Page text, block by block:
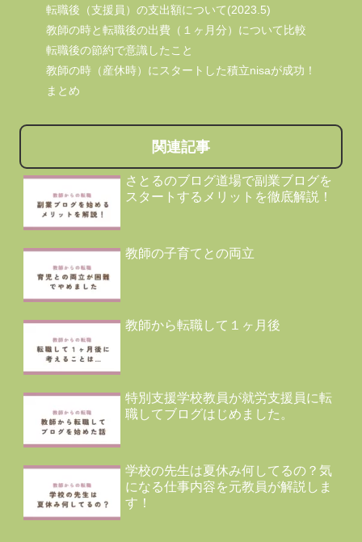
転職後（支援員）の支出額について(2023.5)
教師の時と転職後の出費（１ヶ月分）について比較
転職後の節約で意識したこと
教師の時（産休時）にスタートした積立nisaが成功！
まとめ
関連記事
さとるのブログ道場で副業ブログを
スタートするメリットを徹底解説！
教師の子育てとの両立
教師から転職して１ヶ月後
特別支援学校教員が就労支援員に転
職してブログはじめました。
学校の先生は夏休み何してるの？気
になる仕事内容を元教員が解説しま
す！